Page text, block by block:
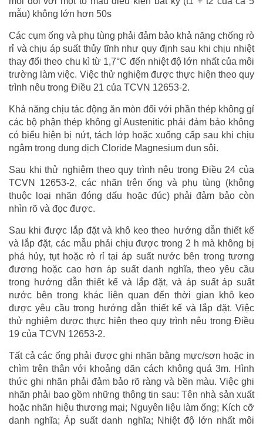
mẫu) không lớn hơn 50s
Các cụm ống và phụ tùng phải đảm bảo khả năng chống rò
rỉ và chịu áp suất thủy tĩnh như quy định sau khi chịu nhiệt
thay đổi theo chu kì từ 1,7°C đến nhiệt độ lớn nhất của môi
trường làm việc. Việc thử nghiệm được thực hiện theo quy
trình nêu trong Điều 21 của TCVN 12653-2.
Khả năng chịu tác động ăn mòn đối với phần thép không gỉ
các bộ phận thép không gỉ Austenitic phải đảm bảo không
có biểu hiện bị nứt, tách lớp hoặc xuống cấp sau khi chịu
ngâm trong dung dịch Cloride Magnesium đun sôi.
Sau khi thử nghiệm theo quy trình nêu trong Điều 24 của
TCVN 12653-2, các nhãn trên ống và phụ tùng (không
thuộc loại nhãn đóng dấu hoặc đúc) phải đảm bảo còn
nhìn rõ và đọc được.
Sau khi được lắp đặt và khô keo theo hướng dẫn thiết kế
và lắp đặt, các mẫu phải chịu được trong 2 h mà không bị
phá hủy, tụt hoặc rò rỉ tại áp suất nước bên trong tương
đương hoặc cao hơn áp suất danh nghĩa, theo yêu cầu
trong hướng dẫn thiết kế và lắp đặt, và áp suất áp suất
nước bên trong khác liên quan đến thời gian khô keo
được yêu cầu trong hướng dẫn thiết kế và lắp đặt. Việc
thử nghiệm được thực hiện theo quy trình nêu trong Điều
19 của TCVN 12653-2.
Tất cả các ống phải được ghi nhãn bằng mực/sơn hoặc in
chìm trên thân với khoảng dãn cách không quá 3m. Hình
thức ghi nhãn phải đảm bảo rõ ràng và bền màu. Việc ghi
nhãn phải bao gồm những thông tin sau: Tên nhà sản xuất
hoặc nhãn hiệu thương mại; Nguyên liệu làm ống; Kích cỡ
danh nghĩa; Áp suất danh nghĩa; Nhiệt độ lớn nhất môi